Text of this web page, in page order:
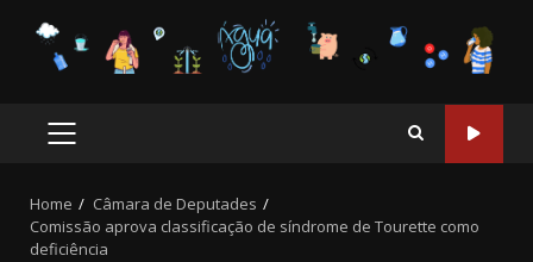
PRIMARY
Home
Câmara de Deputades
Comissão aprova classificação de síndrome de Tourette como
deficiência